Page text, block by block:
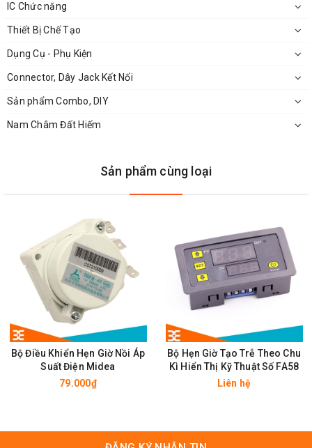
Kích thước
Sơ Đồ Module Đồng Hồ DS1302
Dùng chuyển chế độ hiển thị
Dùng đưa module vào chế độ cài đặt:
AC: Tinh chỉnh nhiệt độ đo
AD: Nên để là 0
DD: Lựa chọn cách hiển thị:
* 0: Luân phiên hiển thị thời gian – nhiệt độ – điện áp
* 1: Giữ nguyên hiển thị thông số đo hiện tại
* 2: Luân phiên hiển thị thời gian – nhiệt độ
IC Chức năng
Thiết Bị Chế Tạo
Dụng Cụ - Phụ Kiện
Connector, Dây Jack Kết Nối
Sản phẩm Combo, DIY
Nam Châm Đất Hiếm
Sản phẩm cùng loại
Bộ Điều Khiển Hẹn Giờ Nồi Áp
Suất Điện Midea
79.000₫
Bộ Hẹn Giờ Tạo Trễ Theo Chu
Kì Hiển Thị Kỹ Thuật Số FA58
Liên hệ